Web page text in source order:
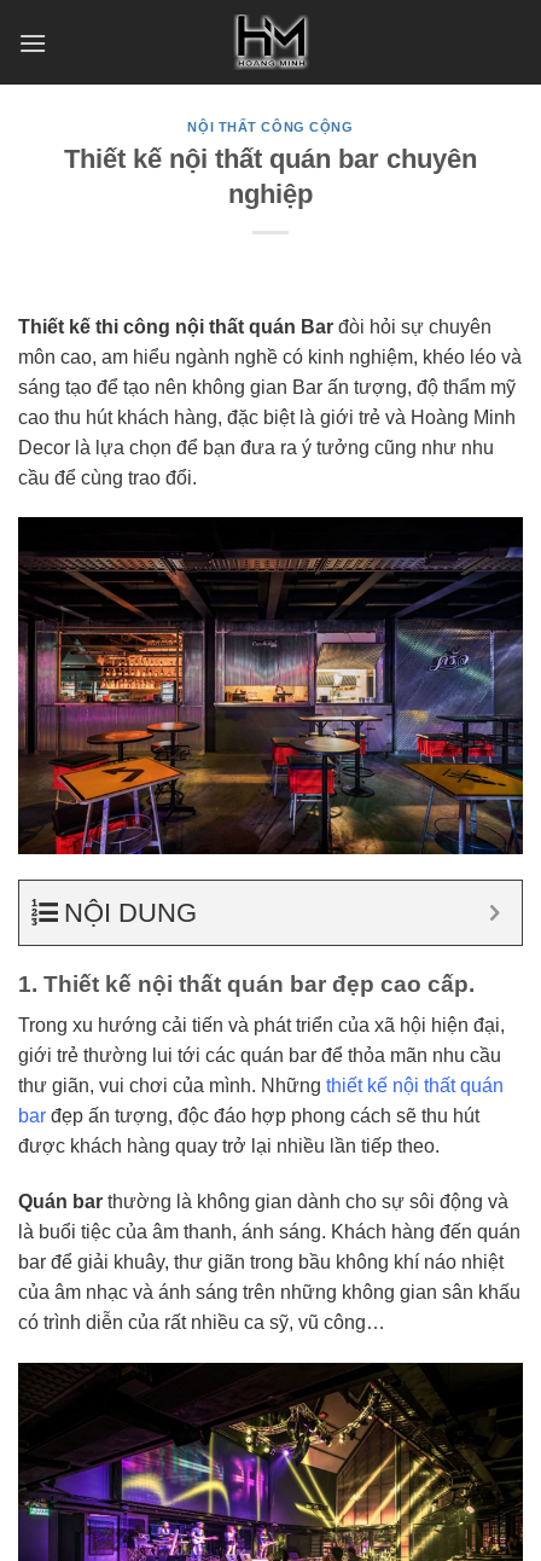
NỘI THẤT CÔNG CỘNG
Thiết kế nội thất quán bar chuyên
nghiệp
Thiết kế thi công nội thất quán Bar đòi hỏi sự chuyên
môn cao, am hiểu ngành nghề có kinh nghiệm, khéo léo và
sáng tạo để tạo nên không gian Bar ấn tượng, độ thẩm mỹ
cao thu hút khách hàng, đặc biệt là giới trẻ và Hoàng Minh
Decor là lựa chọn để bạn đưa ra ý tưởng cũng như nhu
cầu để cùng trao đổi.
NỘI DUNG
1. Thiết kế nội thất quán bar đẹp cao cấp.
Trong xu hướng cải tiến và phát triển của xã hội hiện đại,
giới trẻ thường lui tới các quán bar để thỏa mãn nhu cầu
thư giãn, vui chơi của mình. Những thiết kế nội thất quán
bar đẹp ấn tượng, độc đáo hợp phong cách sẽ thu hút
được khách hàng quay trở lại nhiều lần tiếp theo.
Quán bar thường là không gian dành cho sự sôi động và
là buổi tiệc của âm thanh, ánh sáng. Khách hàng đến quán
bar để giải khuây, thư giãn trong bầu không khí náo nhiệt
của âm nhạc và ánh sáng trên những không gian sân khấu
có trình diễn của rất nhiều ca sỹ, vũ công…